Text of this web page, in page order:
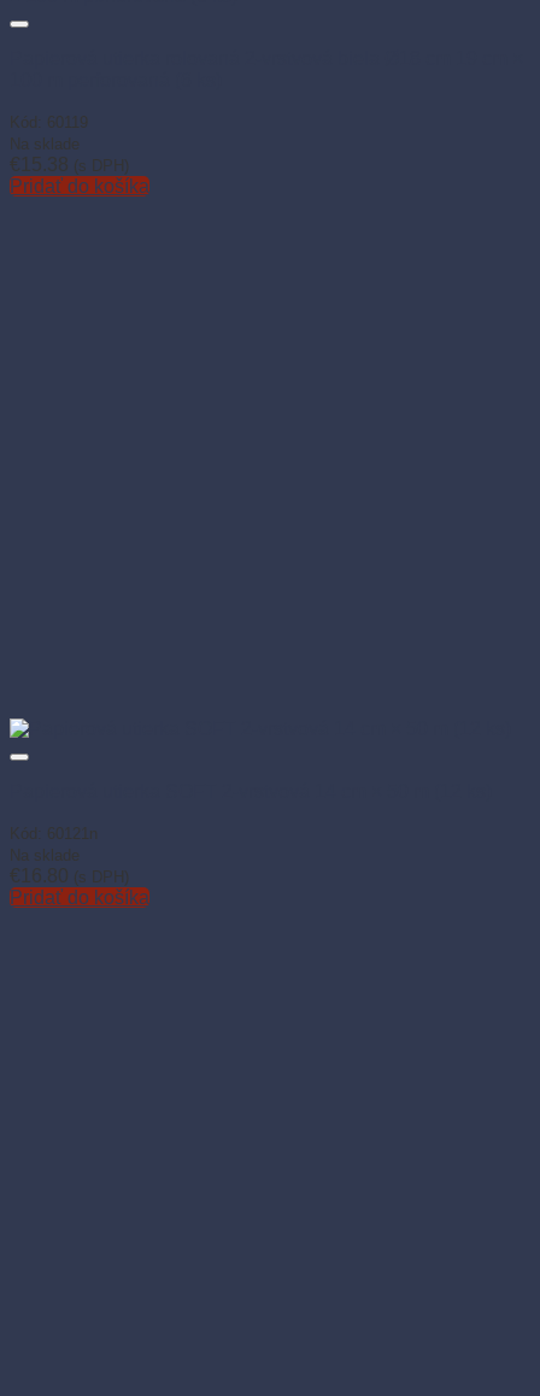
Kód: 60119
Na sklade
€15.38 (s DPH)
Pridať do košíka
Kód: 60121n
Na sklade
€16.80 (s DPH)
Pridať do košíka